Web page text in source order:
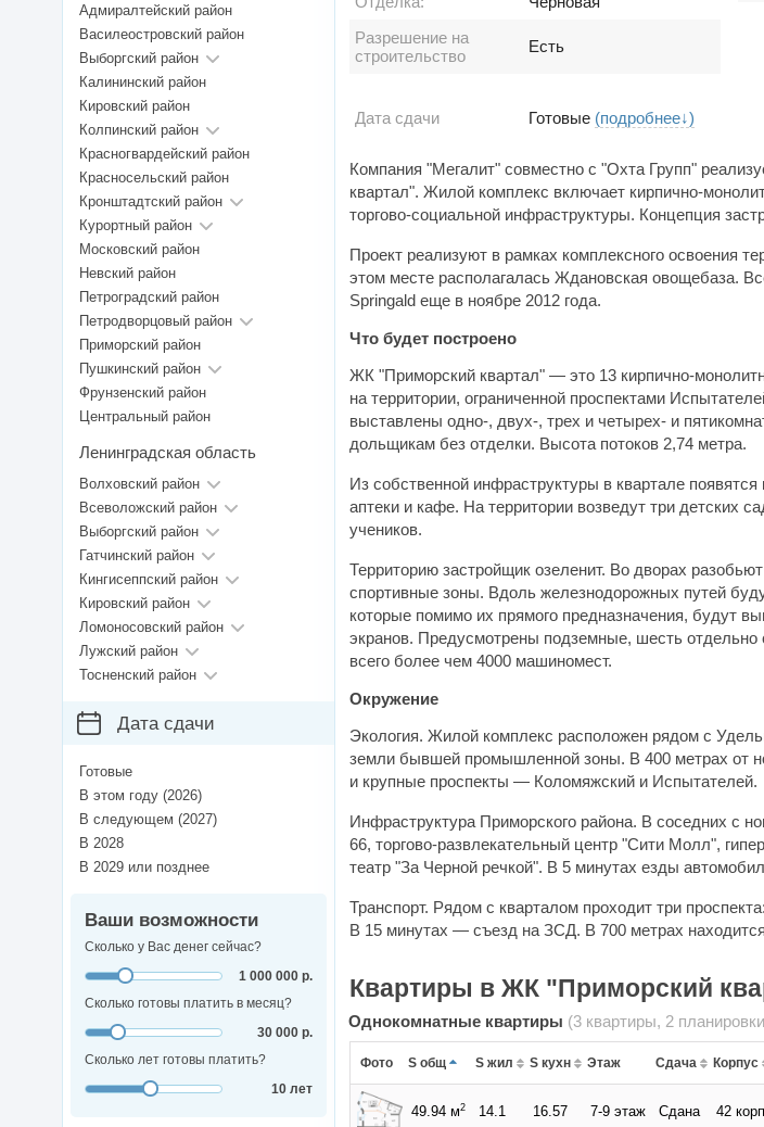
Разрешение на
строительство
Есть
Дата сдачи Готовые (подробнее↓)
Компания "Мегалит" совместно с "Охта Групп"
квартал". Жилой комплекс включает кирпично-
торгово-социальной инфраструктуры. Концепция
Проект реализуют в рамках комплексного освоения
этом месте располагалась Ждановская овощебаза.
Springald еще в ноябре 2012 года.
Что будет построено
ЖК "Приморский квартал" — это 13 кирпично-
на территории, ограниченной проспектами
выставлены одно-, двух-, трех и четырех- и
дольщикам без отделки. Высота потоков 2,74 метра.
Из собственной инфраструктуры в квартале
аптеки и кафе. На территории возведут три детских
учеников.
Территорию застройщик озеленит. Во дворах
спортивные зоны. Вдоль железнодорожных путей
которые помимо их прямого предназначения, будут
экранов. Предусмотрены подземные, шесть отдельно стоящих паркинга и открытые стоянки —
всего более чем 4000 машиномест.
Окружение
Экология. Жилой комплекс расположен рядом с
земли бывшей промышленной зоны. В 400 метрах от
и крупные проспекты — Коломяжский и Испытателей.
Инфраструктура Приморского района. В соседних с
66, торгово-развлекательный центр "Сити Молл",
театр "За Черной речкой". В 5 минутах езды
Транспорт. Рядом с кварталом проходит три
В 15 минутах — съезд на ЗСД. В 700 метрах
Квартиры в ЖК "Приморский
Однокомнатные квартиры (3 квартиры, 2
Фото S общ S жил S кухн Этаж Сдача Корпус
49.94 м2 14.1 16.57 7-9 этаж Сдана 42
Адмиралтейский район
Василеостровский район
Выборгский район
Калининский район
Кировский район
Колпинский район
Красногвардейский район
Красносельский район
Кронштадтский район
Курортный район
Московский район
Невский район
Петроградский район
Петродворцовый район
Приморский район
Пушкинский район
Фрунзенский район
Центральный район
Ленинградская область
Волховский район
Всеволожский район
Выборгский район
Гатчинский район
Кингисеппский район
Кировский район
Ломоносовский район
Лужский район
Тосненский район
Дата сдачи
Готовые
В этом году (2026)
В следующем (2027)
В 2028
В 2029 или позднее
Ваши возможности
Сколько у Вас денег сейчас?
1 000 000 р.
Сколько готовы платить в месяц?
30 000 р.
Сколько лет готовы платить?
10 лет